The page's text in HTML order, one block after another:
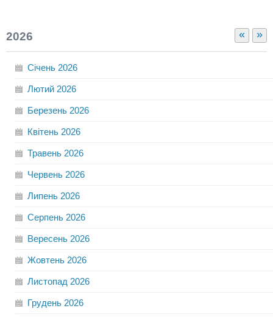
« »
2026
Січень 2026
Лютий 2026
Березень 2026
Квітень 2026
Травень 2026
Червень 2026
Липень 2026
Серпень 2026
Вересень 2026
Жовтень 2026
Листопад 2026
Грудень 2026